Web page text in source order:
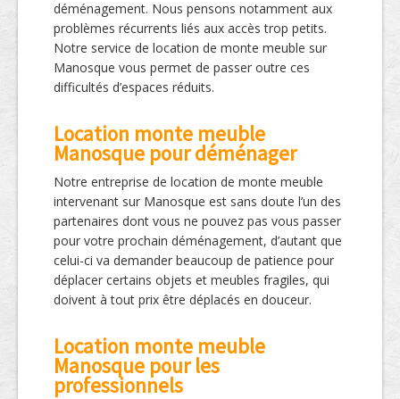
déménagement. Nous pensons notamment aux
problèmes récurrents liés aux accès trop petits.
Notre service de location de monte meuble sur
Manosque vous permet de passer outre ces
difficultés d’espaces réduits.
Location monte meuble
Manosque pour déménager
Notre entreprise de location de monte meuble
intervenant sur Manosque est sans doute l’un des
partenaires dont vous ne pouvez pas vous passer
pour votre prochain déménagement, d’autant que
celui-ci va demander beaucoup de patience pour
déplacer certains objets et meubles fragiles, qui
doivent à tout prix être déplacés en douceur.
Location monte meuble
Manosque pour les
professionnels